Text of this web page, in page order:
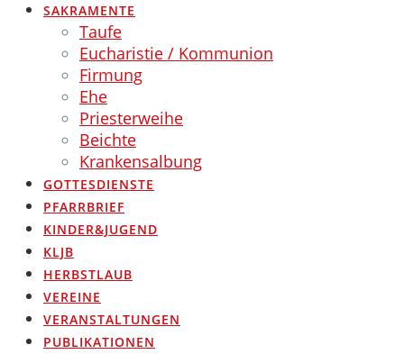
SAKRAMENTE
Taufe
Eucharistie / Kommunion
Firmung
Ehe
Priesterweihe
Beichte
Krankensalbung
GOTTESDIENSTE
PFARRBRIEF
KINDER&JUGEND
KLJB
HERBSTLAUB
VEREINE
VERANSTALTUNGEN
PUBLIKATIONEN